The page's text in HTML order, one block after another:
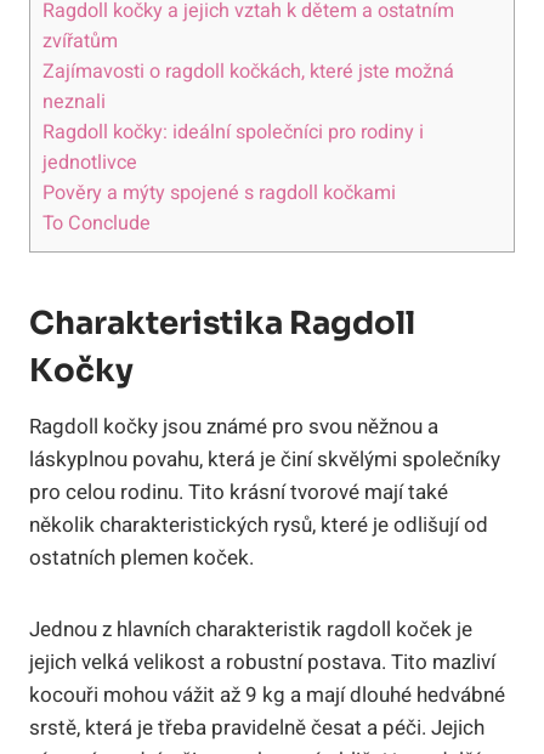
Ragdoll kočky a jejich vztah k dětem a ostatním
zvířatům
Zajímavosti o ragdoll kočkách, které jste možná​
neznali
Ragdoll kočky: ideální společníci pro rodiny i
jednotlivce
Pověry a mýty spojené s ragdoll kočkami
To Conclude
Charakteristika Ragdoll
Kočky
Ragdoll kočky jsou známé pro‍ svou něžnou a
láskyplnou povahu, která je činí skvělými společníky
‌pro ‍celou ⁤rodinu. Tito krásní tvorové mají také
několik charakteristických rysů, které je odlišují od
ostatních plemen koček.
Jednou z hlavních charakteristik ragdoll koček je
jejich velká velikost‍ a robustní postava. ​Tito mazliví
kocouři mohou vážit až 9 kg a mají dlouhé hedvábné
srstě, která je ⁢třeba pravidelně česat a péči. Jejich